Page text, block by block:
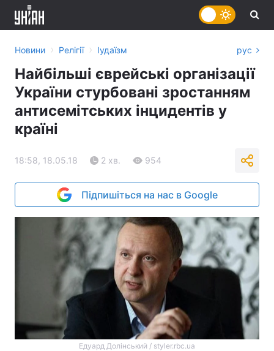
Новини › Релігії › Іудаїзм рус
Найбільші єврейські організації
України стурбовані зростанням
антисемітських інцидентів у
країні
18:58, 18.05.18 2 хв. 954
Підпишіться на нас в Google
Едуард Долінський / styler.rbc.ua